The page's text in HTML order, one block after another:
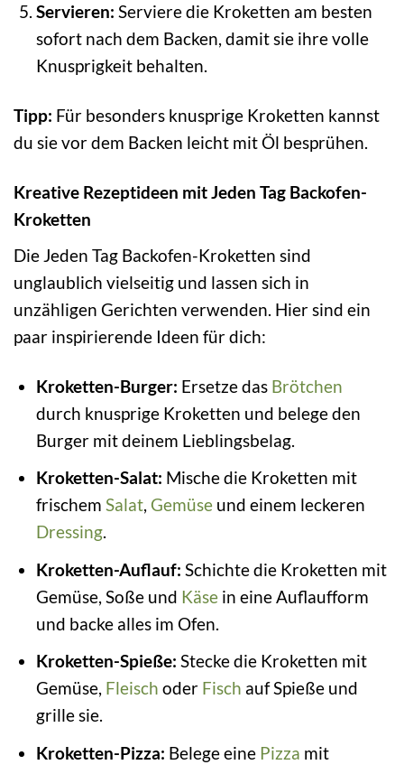
Servieren: Serviere die Kroketten am besten
sofort nach dem Backen, damit sie ihre volle
Knusprigkeit behalten.
Tipp: Für besonders knusprige Kroketten kannst
du sie vor dem Backen leicht mit Öl besprühen.
Kreative Rezeptideen mit Jeden Tag Backofen-
Kroketten
Die Jeden Tag Backofen-Kroketten sind
unglaublich vielseitig und lassen sich in
unzähligen Gerichten verwenden. Hier sind ein
paar inspirierende Ideen für dich:
Kroketten-Burger: Ersetze das Brötchen
durch knusprige Kroketten und belege den
Burger mit deinem Lieblingsbelag.
Kroketten-Salat: Mische die Kroketten mit
frischem Salat, Gemüseund einem leckeren
Dressing.
Kroketten-Auflauf: Schichte die Kroketten mit
Gemüse, Soße und Käsein eine Auflaufform
und backe alles im Ofen.
Kroketten-Spieße: Stecke die Kroketten mit
Gemüse, Fleisch oder Fisch auf Spieße und
grille sie.
Kroketten-Pizza: Belege eine Pizza mit